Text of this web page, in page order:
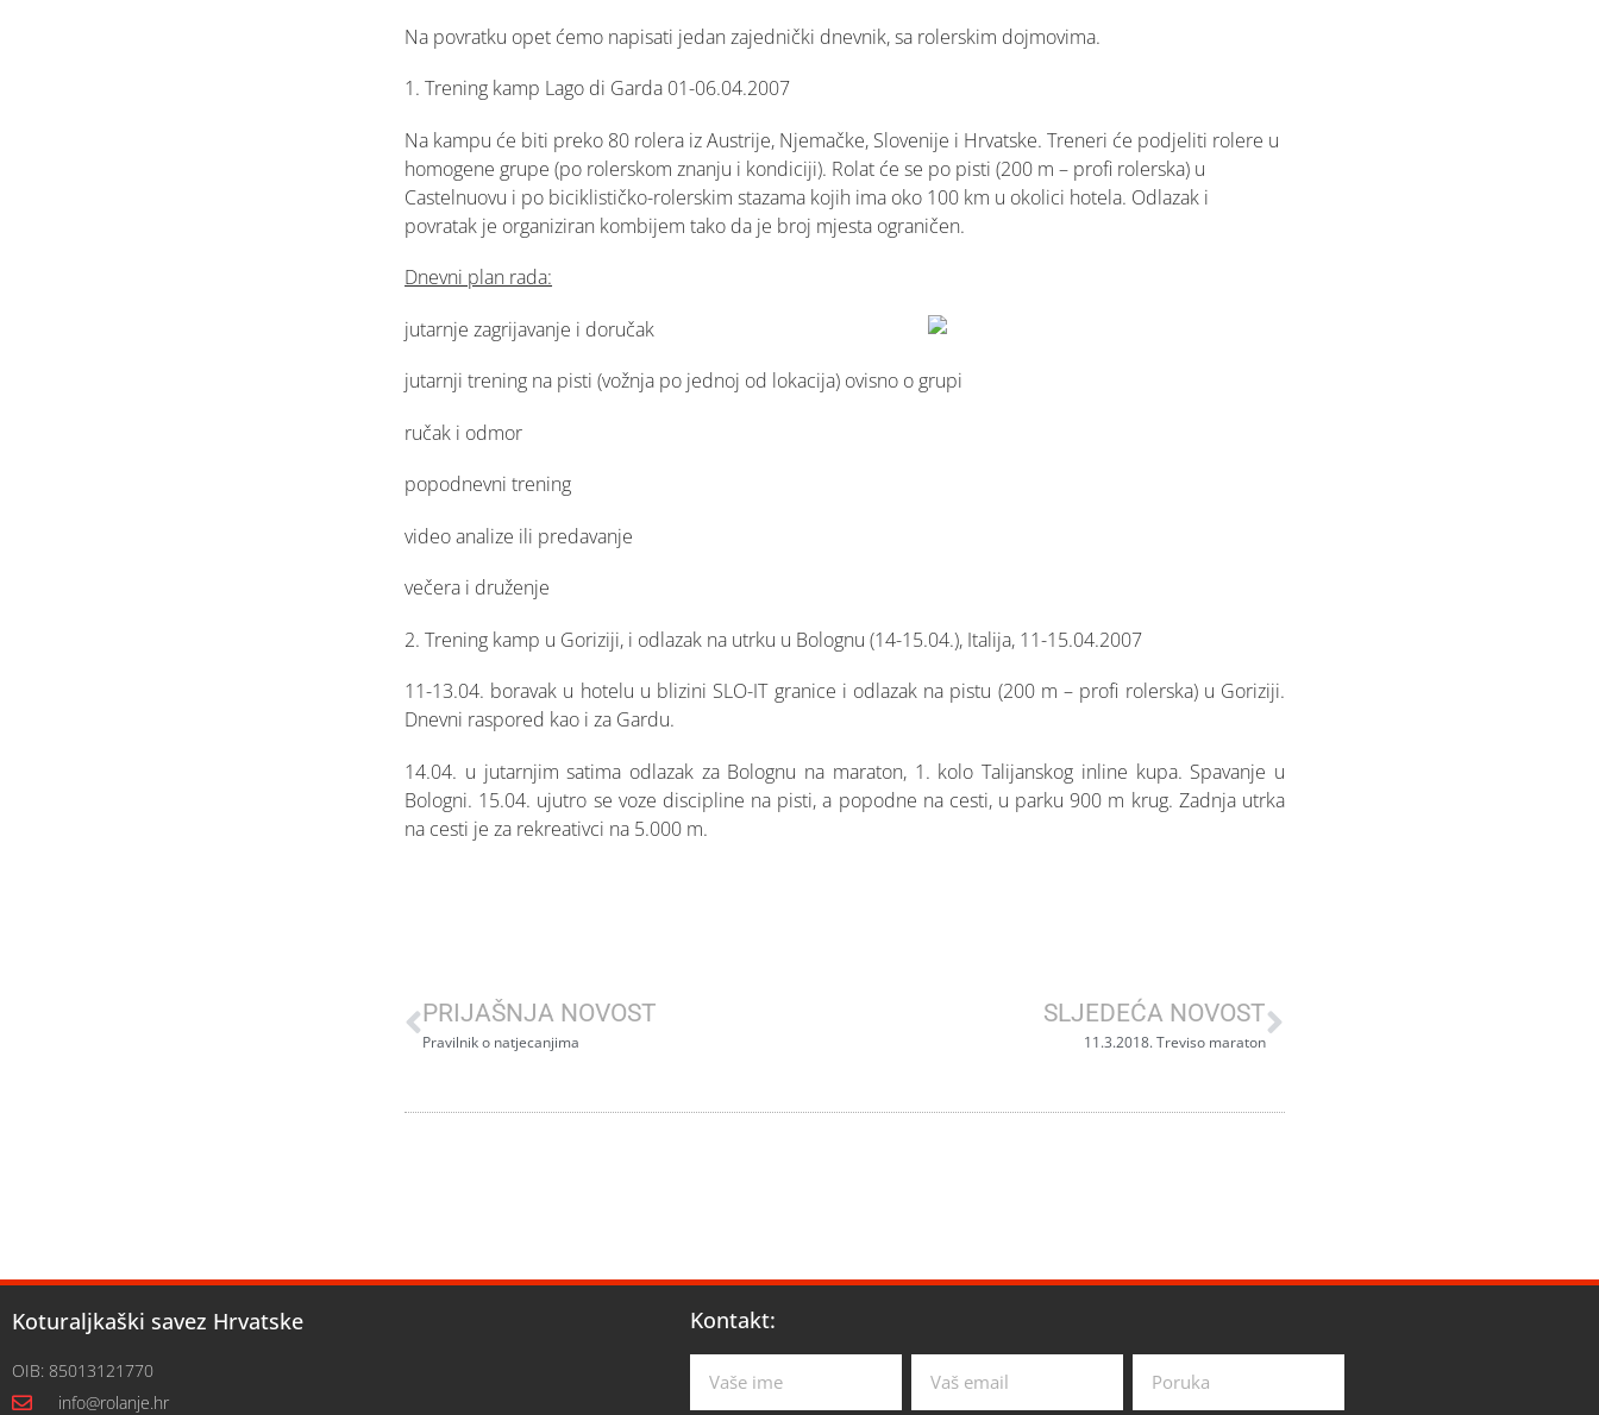
Na povratku opet ćemo napisati jedan zajednički dnevnik, sa rolerskim dojmovima.
1. Trening kamp Lago di Garda 01-06.04.2007
Na kampu će biti preko 80 rolera iz Austrije, Njemačke, Slovenije i Hrvatske. Treneri će podjeliti rolere u
homogene grupe (po rolerskom znanju i kondiciji). Rolat će se po pisti (200 m – profi rolerska) u
Castelnuovu i po biciklističko-rolerskim stazama kojih ima oko 100 km u okolici hotela. Odlazak i
povratak je organiziran kombijem tako da je broj mjesta ograničen.
Dnevni plan rada:
jutarnje zagrijavanje i doručak
jutarnji trening na pisti (vožnja po jednoj od lokacija) ovisno o grupi
ručak i odmor
popodnevni trening
video analize ili predavanje
večera i druženje
2. Trening kamp u Goriziji, i odlazak na utrku u Bolognu (14-15.04.), Italija, 11-15.04.2007
11-13.04. boravak u hotelu u blizini SLO-IT granice i odlazak na pistu (200 m – profi rolerska) u Goriziji.
Dnevni raspored kao i za Gardu.
14.04. u jutarnjim satima odlazak za Bolognu na maraton, 1. kolo Talijanskog inline kupa. Spavanje u
Bologni. 15.04. ujutro se voze discipline na pisti, a popodne na cesti, u parku 900 m krug. Zadnja utrka
na cesti je za rekreativci na 5.000 m.
PRIJAŠNJA NOVOST
Pravilnik o natjecanjima
SLJEDEĆA NOVOST
11.3.2018. Treviso maraton
Koturaljkaški savez Hrvatske
OIB: 85013121770
info@rolanje.hr
Kontakt: